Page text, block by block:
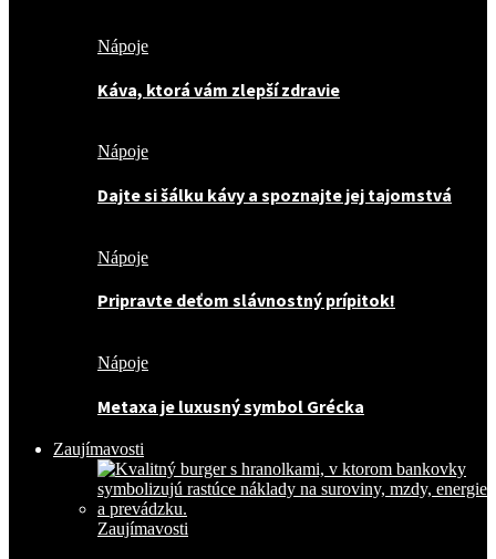
Nápoje
Káva, ktorá vám zlepší zdravie
Nápoje
Dajte si šálku kávy a spoznajte jej tajomstvá
Nápoje
Pripravte deťom slávnostný prípitok!
Nápoje
Metaxa je luxusný symbol Grécka
Zaujímavosti
Zaujímavosti